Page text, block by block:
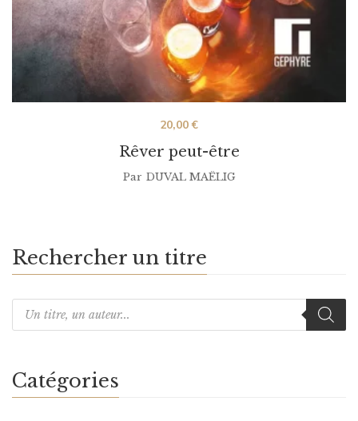
Rêver peut-être
20,00€
Par DUVAL MAËLIG
Rechercher un titre
Catégories